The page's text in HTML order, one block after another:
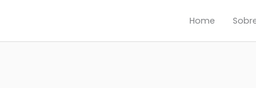
contenido
Home